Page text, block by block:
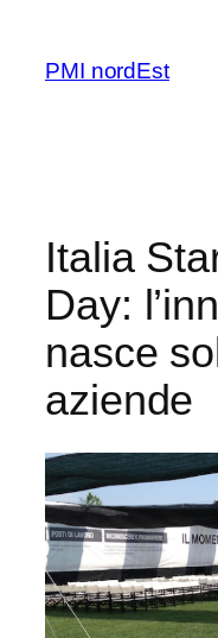
contenuto
PMI nordEst
Italia
Day:
nasce
aziende